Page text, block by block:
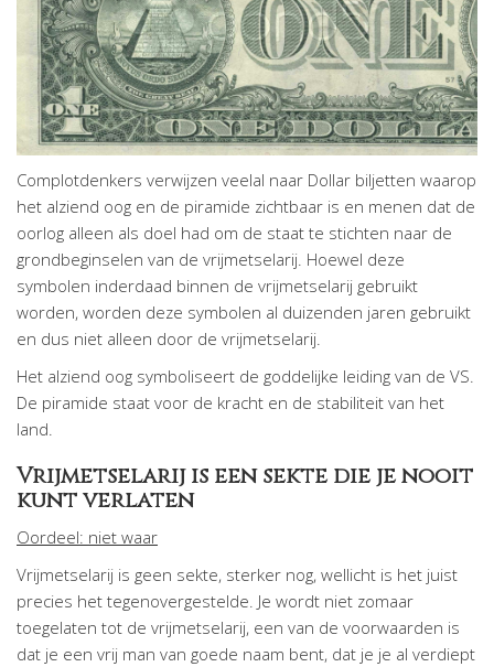
Complotdenkers verwijzen veelal naar Dollar biljetten waarop
het alziend oog en de piramide zichtbaar is en menen dat de
oorlog alleen als doel had om de staat te stichten naar de
grondbeginselen van de vrijmetselarij. Hoewel deze
symbolen inderdaad binnen de vrijmetselarij gebruikt
worden, worden deze symbolen al duizenden jaren gebruikt
en dus niet alleen door de vrijmetselarij.
Het alziend oog symboliseert de goddelijke leiding van de VS.
De piramide staat voor de kracht en de stabiliteit van het
land.
Vrijmetselarij is een sekte die je nooit
kunt verlaten
Oordeel: niet waar
Vrijmetselarij is geen sekte, sterker nog, wellicht is het juist
precies het tegenovergestelde. Je wordt niet zomaar
toegelaten tot de vrijmetselarij, een van de voorwaarden is
dat je een vrij man van goede naam bent, dat je je al verdiept